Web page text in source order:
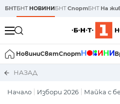
БНТБНТ НОВИНИБНТСпортБНТ На
НовиниСвятСпорт
НАЗАД
Начало Избори 2026 Майка с